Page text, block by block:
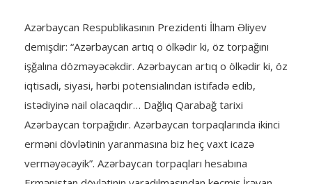
Azərbaycan Respublikasının Prezidenti İlham Əliyev
demişdir: “Azərbaycan artıq o ölkədir ki, öz torpağını
işğalına dözməyəcəkdir. Azərbaycan artıq o ölkədir ki, öz
iqtisadi, siyasi, hərbi potensialından istifadə edib,
istədiyinə nail olacaqdır… Dağlıq Qarabağ tarixi
Azərbaycan torpağıdır. Azərbaycan torpaqlarında ikinci
erməni dövlətinin yaranmasına biz heç vaxt icazə
verməyəcəyik”. Azərbaycan torpaqları hesabına